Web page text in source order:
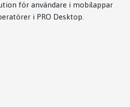
för användare i mobilappar
i PRO Desktop.